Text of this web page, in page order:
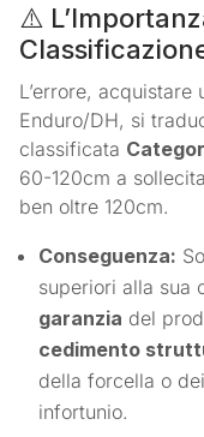
⚠️
L’errore, acquistare
Enduro/DH, si
classificata
60-120cm a
ben oltre 120cm.
Conseguenza:
superiori alla sua
garanzia del
cedimento
della forcella o
infortunio.